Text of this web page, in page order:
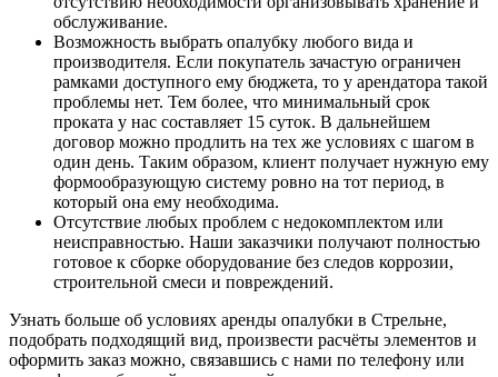
обслуживание.
Возможность выбрать опалубку любого вида и
производителя. Если покупатель зачастую ограничен
рамками доступного ему бюджета, то у арендатора такой
проблемы нет. Тем более, что минимальный срок
проката у нас составляет 15 суток. В дальнейшем
договор можно продлить на тех же условиях с шагом в
один день. Таким образом, клиент получает нужную ему
формообразующую систему ровно на тот период, в
который она ему необходима.
Отсутствие любых проблем с недокомплектом или
неисправностью. Наши заказчики получают полностью
готовое к сборке оборудование без следов коррозии,
строительной смеси и повреждений.
Узнать больше об условиях аренды опалубки в Стрельне,
подобрать подходящий вид, произвести расчёты элементов и
оформить заказ можно, связавшись с нами по телефону или